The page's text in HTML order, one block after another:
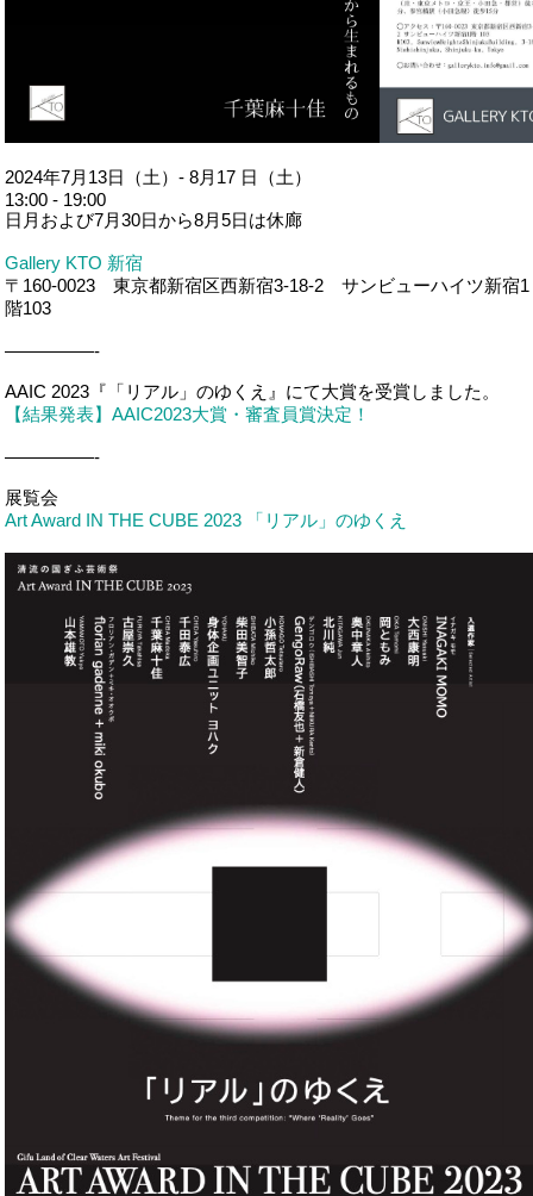
2024年7月13日（土）- 8月17 日（土）
13:00 - 19:00
日月および7月30日から8月5日は休廊
Gallery KTO 新宿
〒160-0023 東京都新宿区西新宿3-18-2 サンビューハイツ新宿1
階103
—————-
AAIC 2023『「リアル」のゆくえ』にて大賞を受賞しました。
【結果発表】AAIC2023大賞・審査員賞決定！
—————-
展覧会
Art Award IN THE CUBE 2023 「リアル」のゆくえ